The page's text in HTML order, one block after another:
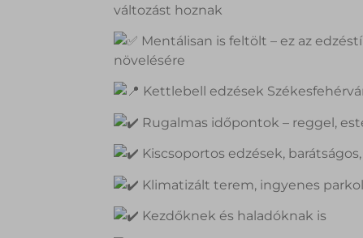
változást hoznak
Mentálisan is feltölt – ez az
növelésére
Kettlebell edzések
Rugalmas időpontok – reggel,
Kiscsoportos edzések,
Klimatizált terem, ingyenes
Kezdőknek és haladóknak is